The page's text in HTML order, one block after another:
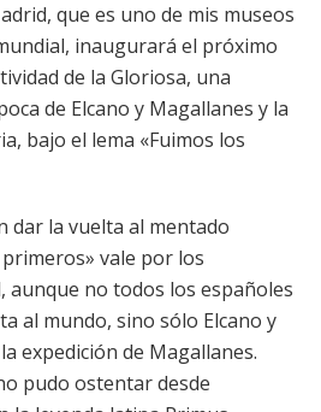
que es uno de mis museos
inaugurará el próximo
de la Gloriosa, una
de Elcano y Magallanes y la
bajo el lema «Fuimos los
dar la vuelta al mentado
vale por los
aunque no todos los españoles
al mundo, sino sólo Elcano y
expedición de Magallanes.
pudo ostentar desde